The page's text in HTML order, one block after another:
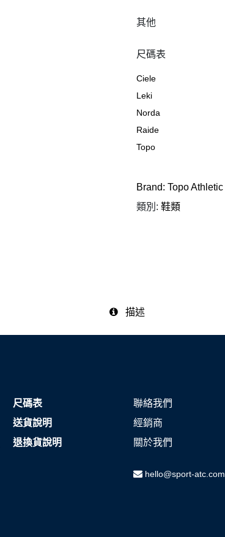
其他
尺碼表
Ciele
Leki
Norda
Raide
Topo
Brand: Topo Athletic
類別: 鞋類
尺碼表
送貨說明
退換貨說明
聯絡我們
經銷商
關於我們
hello@sport-atc.com